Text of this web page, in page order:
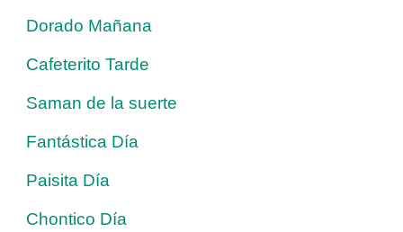
Dorado Mañana
Cafeterito Tarde
Saman de la suerte
Fantástica Día
Paisita Día
Chontico Día